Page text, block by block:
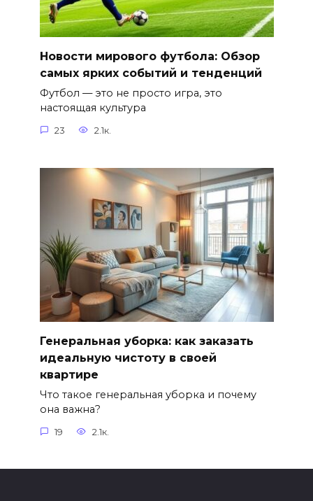
Новости мирового футбола: Обзор
самых ярких событий и тенденций
Футбол — это не просто игра, это
настоящая культура
23 2.1к.
Генеральная уборка: как заказать
идеальную чистоту в своей
квартире
Что такое генеральная уборка и почему
она важна?
19 2.1к.